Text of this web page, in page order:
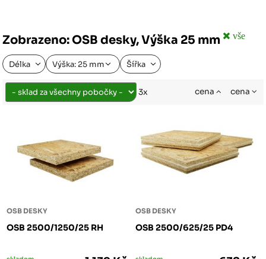
Zobrazeno: OSB desky, Výška 25 mm vše
Délka Výška: 25 mm Šířka
3x cena cena
OSB DESKY
OSB 2500/1250/25 RH
OSB DESKY
OSB 2500/625/25 PD4